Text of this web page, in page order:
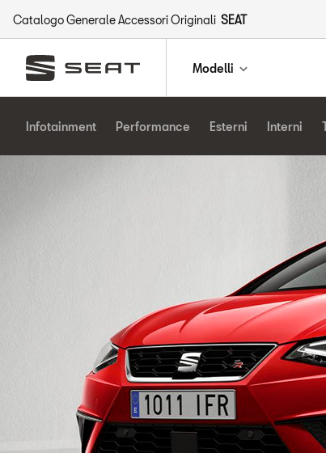
Catalogo Generale Accessori Originali SEAT
Modelli
Infotainment Performance Esterni Interni